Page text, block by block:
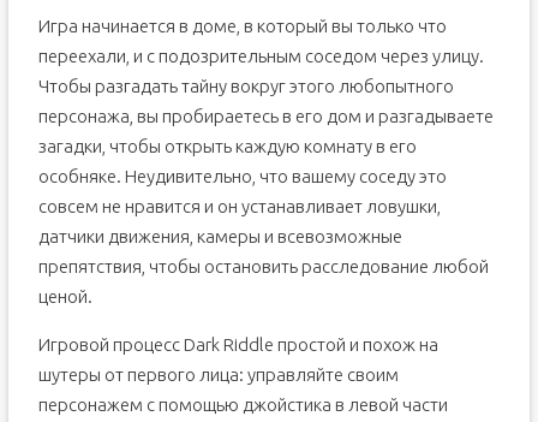
Игра начинается в доме, в который вы только что
переехали, и с подозрительным соседом через улицу.
Чтобы разгадать тайну вокруг этого любопытного
персонажа, вы пробираетесь в его дом и разгадываете
загадки, чтобы открыть каждую комнату в его
особняке. Неудивительно, что вашему соседу это
совсем не нравится и он устанавливает ловушки,
датчики движения, камеры и всевозможные
препятствия, чтобы остановить расследование любой
ценой.
Игровой процесс Dark Riddle простой и похож на
шутеры от первого лица: управляйте своим
персонажем с помощью джойстика в левой части